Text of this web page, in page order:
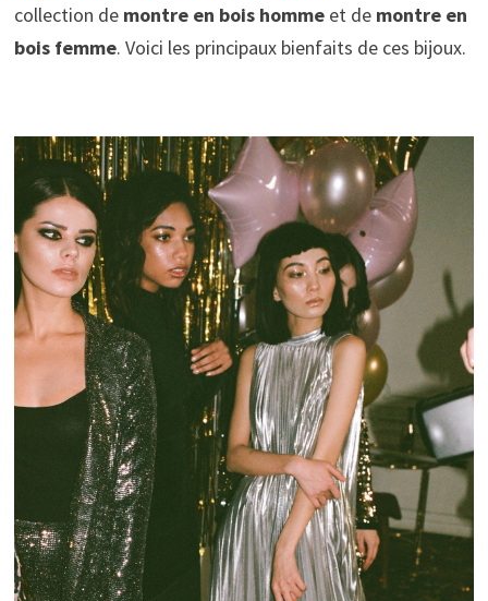
collection de montre en bois hommeet de montre en
bois femme. Voici les principaux bienfaits de ces bijoux.